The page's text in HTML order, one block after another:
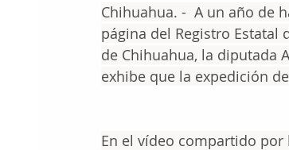
Chihuahua. -  A un año de
página del Registro Estatal
de Chihuahua, la diputada
exhibe que la expedición
En el vídeo compartido